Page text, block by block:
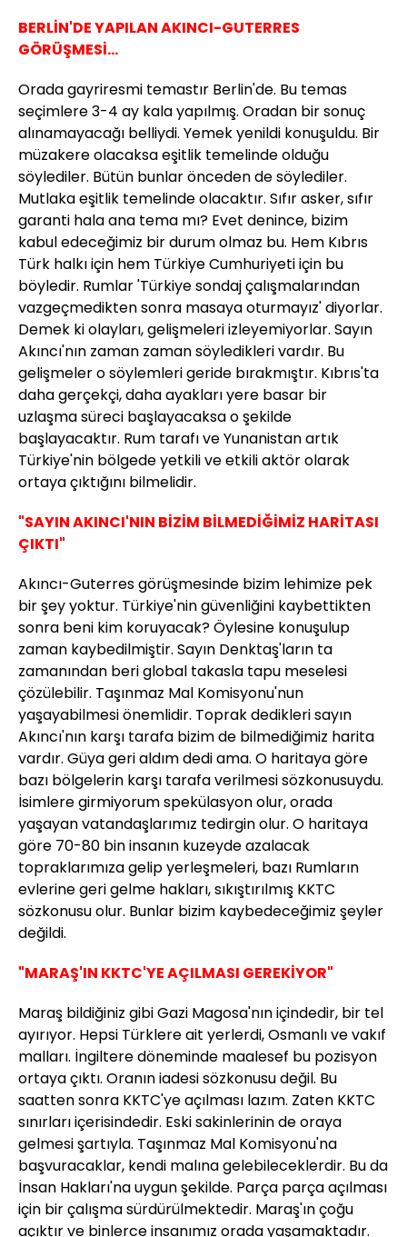
BERLİN'DE YAPILAN AKINCI-GUTERRES
GÖRÜŞMESİ...
Orada gayriresmi temastır Berlin'de. Bu temas
seçimlere 3-4 ay kala yapılmış. Oradan bir sonuç
alınamayacağı belliydi. Yemek yenildi konuşuldu. Bir
müzakere olacaksa eşitlik temelinde olduğu
söylediler. Bütün bunlar önceden de söylediler.
Mutlaka eşitlik temelinde olacaktır. Sıfır asker, sıfır
garanti hala ana tema mı? Evet denince, bizim
kabul edeceğimiz bir durum olmaz bu. Hem Kıbrıs
Türk halkı için hem Türkiye Cumhuriyeti için bu
böyledir. Rumlar 'Türkiye sondaj çalışmalarından
vazgeçmedikten sonra masaya oturmayız' diyorlar.
Demek ki olayları, gelişmeleri izleyemiyorlar. Sayın
Akıncı'nın zaman zaman söyledikleri vardır. Bu
gelişmeler o söylemleri geride bırakmıştır. Kıbrıs'ta
daha gerçekçi, daha ayakları yere basar bir
uzlaşma süreci başlayacaksa o şekilde
başlayacaktır. Rum tarafı ve Yunanistan artık
Türkiye'nin bölgede yetkili ve etkili aktör olarak
ortaya çıktığını bilmelidir.
"SAYIN AKINCI'NIN BİZİM BİLMEDİĞİMİZ HARİTASI
ÇIKTI"
Akıncı-Guterres görüşmesinde bizim lehimize pek
bir şey yoktur. Türkiye'nin güvenliğini kaybettikten
sonra beni kim koruyacak? Öylesine konuşulup
zaman kaybedilmiştir. Sayın Denktaş'ların ta
zamanından beri global takasla tapu meselesi
çözülebilir. Taşınmaz Mal Komisyonu'nun
yaşayabilmesi önemlidir. Toprak dedikleri sayın
Akıncı'nın karşı tarafa bizim de bilmediğimiz harita
vardır. Güya geri aldım dedi ama. O haritaya göre
bazı bölgelerin karşı tarafa verilmesi sözkonusuydu.
İsimlere girmiyorum spekülasyon olur, orada
yaşayan vatandaşlarımız tedirgin olur. O haritaya
göre 70-80 bin insanın kuzeyde azalacak
topraklarımıza gelip yerleşmeleri, bazı Rumların
evlerine geri gelme hakları, sıkıştırılmış KKTC
sözkonusu olur. Bunlar bizim kaybedeceğimiz şeyler
değildi.
"MARAŞ'IN KKTC'YE AÇILMASI GEREKİYOR"
Maraş bildiğiniz gibi Gazi Magosa'nın içindedir, bir tel
ayırıyor. Hepsi Türklere ait yerlerdi, Osmanlı ve vakıf
malları. İngiltere döneminde maalesef bu pozisyon
ortaya çıktı. Oranın iadesi sözkonusu değil. Bu
saatten sonra KKTC'ye açılması lazım. Zaten KKTC
sınırları içerisindedir. Eski sakinlerinin de oraya
gelmesi şartıyla. Taşınmaz Mal Komisyonu'na
başvuracaklar, kendi malına gelebileceklerdir. Bu da
İnsan Hakları'na uygun şekilde. Parça parça açılması
için bir çalışma sürdürülmektedir. Maraş'ın çoğu
açıktır ve binlerce insanımız orada yaşamaktadır.